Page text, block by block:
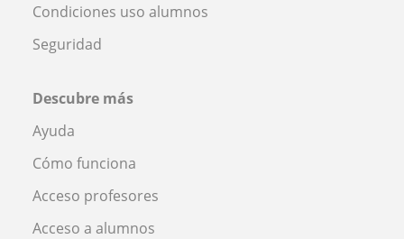
Condiciones uso alumnos
Seguridad
Descubre más
Ayuda
Cómo funciona
Acceso profesores
Acceso a alumnos